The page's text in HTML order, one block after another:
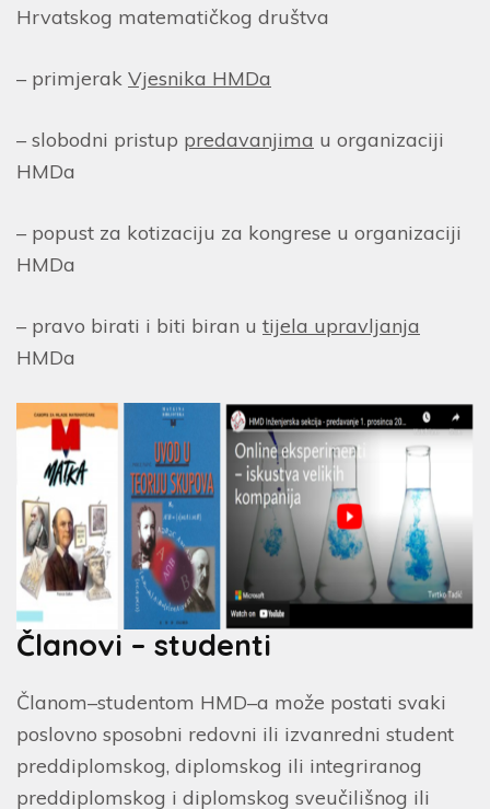
Hrvatskog matematičkog društva
– primjerak Vjesnika HMDa
– slobodni pristup predavanjima u organizaciji
HMDa
– popust za kotizaciju za kongrese u organizaciji
HMDa
– pravo birati i biti biran u tijela upravljanja
HMDa
Članovi – studenti
Članom–studentom HMD–a može postati svaki
poslovno sposobni redovni ili izvanredni student
preddiplomskog, diplomskog ili integriranog
preddiplomskog i diplomskog sveučilišnog ili